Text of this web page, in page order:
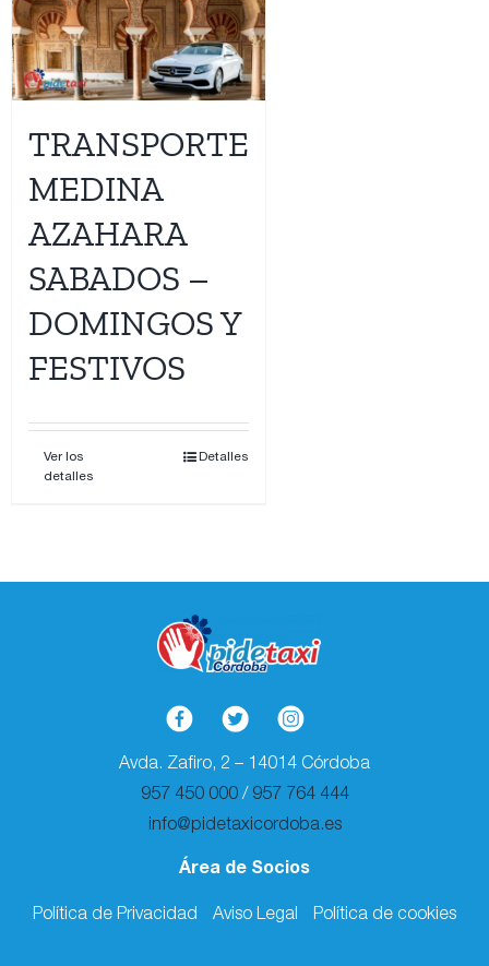
TRANSPORTE
MEDINA
AZAHARA
SABADOS –
DOMINGOS Y
FESTIVOS
Ver los
detalles
Detalles
Avda. Zafiro, 2 – 14014 Córdoba
957 450 000/ 957 764 444
info@pidetaxicordoba.es
Área de Socios
Política de Privacidad Aviso Legal Política de cookies